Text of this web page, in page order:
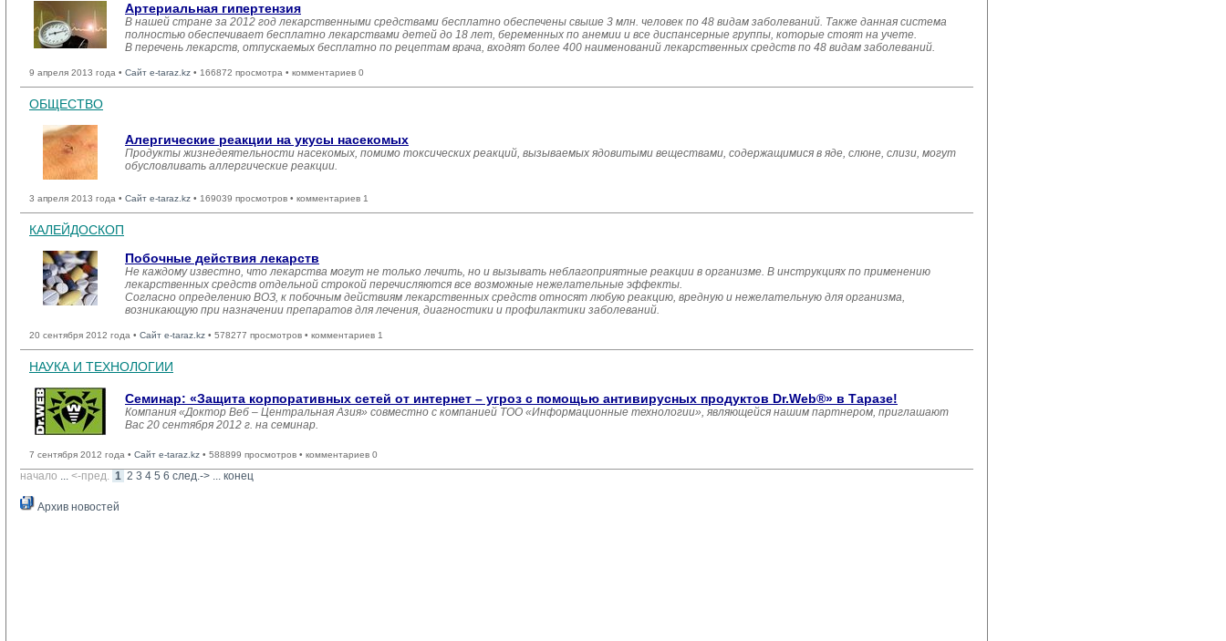
Артериальная гипертензия
В нашей стране за 2012 год лекарственными средствами бесплатно обеспечены свыше 3 млн. человек по 48 видам заболеваний. Также данная система
полностью обеспечивает бесплатно лекарствами детей до 18 лет, беременных по анемии и все диспансерные группы, которые стоят на учете.
В перечень лекарств, отпускаемых бесплатно по рецептам врача, входят более 400 наименований лекарственных средств по 48 видам заболеваний.
9 апреля 2013 года • Сайт e-taraz.kz • 166872 просмотра • комментариев 0
ОБЩЕСТВО
Алергические реакции на укусы насекомых
Продукты жизнедеятельности насекомых, помимо токсических реакций, вызываемых ядовитыми веществами, содержащимися в яде, слюне, слизи, могут
обусловливать аллергические реакции.
3 апреля 2013 года • Сайт e-taraz.kz • 169039 просмотров • комментариев 1
КАЛЕЙДОСКОП
Побочные действия лекарств
Не каждому известно, что лекарства могут не только лечить, но и вызывать неблагоприятные реакции в организме. В инструкциях по применению
лекарственных средств отдельной строкой перечисляются все возможные нежелательные эффекты.
Согласно определению ВОЗ, к побочным действиям лекарственных средств относят любую реакцию, вредную и нежелательную для организма,
возникающую при назначении препаратов для лечения, диагностики и профилактики заболеваний.
20 сентября 2012 года • Сайт e-taraz.kz • 578277 просмотров • комментариев 1
НАУКА И ТЕХНОЛОГИИ
Семинар: «Защита корпоративных сетей от интернет – угроз с помощью антивирусных продуктов Dr.Web®» в Таразе!
Компания «Доктор Веб – Центральная Азия» совместно с компанией ТОО «Информационные технологии», являющейся нашим партнером, приглашают
Вас 20 сентября 2012 г. на семинар.
7 сентября 2012 года • Сайт e-taraz.kz • 588899 просмотров • комментариев 0
начало ... <-пред. 1 2 3 4 5 6 след.-> ... конец
Архив новостей